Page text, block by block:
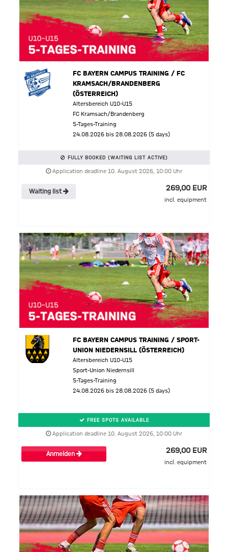
FC BAYERN CAMPUS TRAINING / FC
KRAMSACH/BRANDENBERG
(ÖSTERREICH)
Altersbereich U10-U15
FC Kramsach/Brandenberg
5-Tages-Training
24.08.2026 bis 28.08.2026 (5 days)
FULLY BOOKED (WAITING LIST ACTIVE)
Application deadline 10. August 2026, 10:00 Uhr
Waiting list 269,00 EUR
incl. equipment
FC BAYERN CAMPUS TRAINING / SPORT-
UNION NIEDERNSILL (ÖSTERREICH)
Altersbereich U10-U15
Sport-Union Niedernsill
5-Tages-Training
24.08.2026 bis 28.08.2026 (5 days)
FREE SPOTS AVAILABLE
Application deadline 10. August 2026, 10:00 Uhr
Anmelden 269,00 EUR
incl. equipment